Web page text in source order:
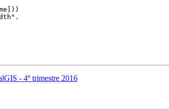
- 4º trimestre 2016